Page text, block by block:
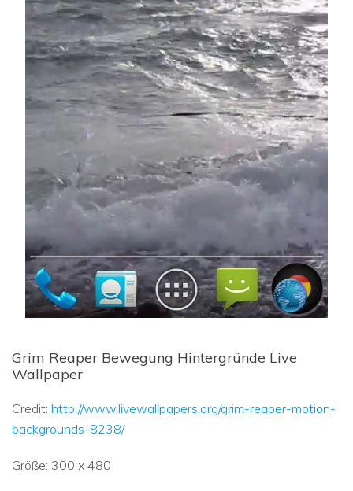
Grim Reaper Bewegung Hintergründe Live
Wallpaper
Credit: http://www.livewallpapers.org/grim-reaper-motion-
backgrounds-8238/
Größe: 300 x 480